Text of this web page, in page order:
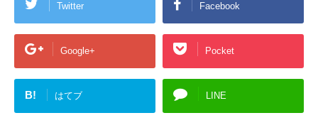
Twitter Facebook
Google+ Pocket
B! はてブ LINE